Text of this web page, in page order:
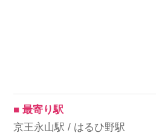
■ 最寄り駅
京王永山駅 / はるひ野駅